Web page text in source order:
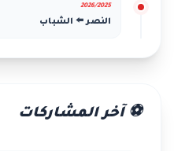
2026/2025
النصر ⬅️ الشباب
⚽ آخر المشاركات